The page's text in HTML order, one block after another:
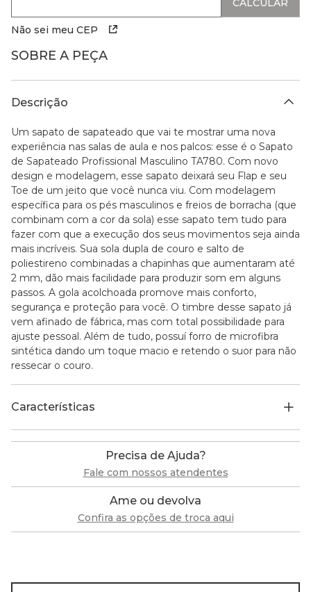
Não sei meu CEP
SOBRE A PEÇA
Descrição
Um sapato de sapateado que vai te mostrar uma nova
experiência nas salas de aula e nos palcos: esse é o Sapato
de Sapateado Profissional Masculino TA780. Com novo
design e modelagem, esse sapato deixará seu Flap e seu
Toe de um jeito que você nunca viu. Com modelagem
específica para os pés masculinos e freios de borracha (que
combinam com a cor da sola) esse sapato tem tudo para
fazer com que a execução dos seus movimentos seja ainda
mais incríveis. Sua sola dupla de couro e salto de
poliestireno combinadas a chapinhas que aumentaram até
2 mm, dão mais facilidade para produzir som em alguns
passos. A gola acolchoada promove mais conforto,
segurança e proteção para você. O timbre desse sapato já
vem afinado de fábrica, mas com total possibilidade para
ajuste pessoal. Além de tudo, possuí forro de microfibra
sintética dando um toque macio e retendo o suor para não
ressecar o couro.
Características
Precisa de Ajuda?
Fale com nossos atendentes
Ame ou devolva
Confira as opções de troca aqui